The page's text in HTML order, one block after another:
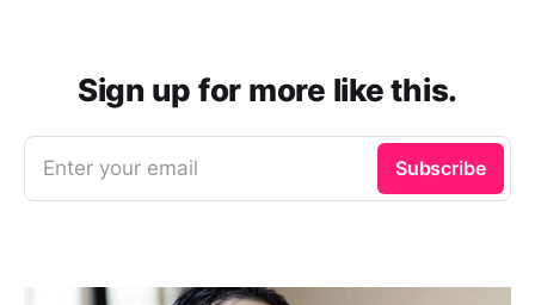
Sign up for more like this.
Enter your email Subscribe